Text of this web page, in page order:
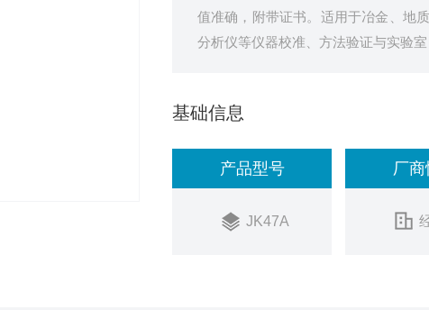
值准确，附带证书。适用于冶金、地
分析仪等仪器校准、方法验证与实验室
基础信息
产品型号
JK47A
厂